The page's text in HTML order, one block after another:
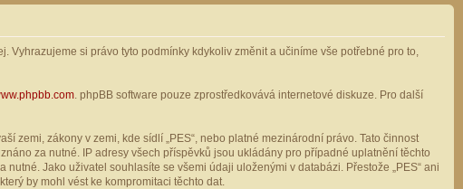
si právo tyto podmínky kdykoliv změnit a učiníme vše potřebné pro to,
. phpBB software pouze zprostředkovává internetové diskuze. Pro další
zemi, zákony v zemi, kde sídlí „PES“, nebo platné mezinárodní právo. Tato činnost
za nutné. IP adresy všech příspěvků jsou ukládány pro případné uplatnění těchto
Jako uživatel souhlasíte se všemi údaji uloženými v databázi. Přestože „PES“ ani
by mohl vést ke kompromitaci těchto dat.